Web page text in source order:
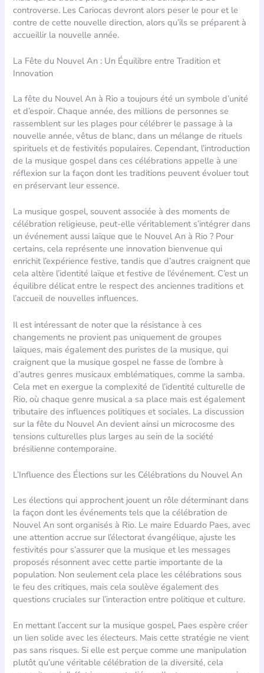
controverse. Les Cariocas devront alors peser le pour et le
contre de cette nouvelle direction, alors qu’ils se préparent à
accueillir la nouvelle année.
La Fête du Nouvel An : Un Équilibre entre Tradition et
Innovation
La fête du Nouvel An à Rio a toujours été un symbole d’unité
et d’espoir. Chaque année, des millions de personnes se
rassemblent sur les plages pour célébrer le passage à la
nouvelle année, vêtus de blanc, dans un mélange de rituels
spirituels et de festivités populaires. Cependant, l’introduction
de la musique gospel dans ces célébrations appelle à une
réflexion sur la façon dont les traditions peuvent évoluer tout
en préservant leur essence.
La musique gospel, souvent associée à des moments de
célébration religieuse, peut-elle véritablement s’intégrer dans
un événement aussi laïque que le Nouvel An à Rio ? Pour
certains, cela représente une innovation bienvenue qui
enrichit l’expérience festive, tandis que d’autres craignent que
cela altère l’identité laïque et festive de l’événement. C’est un
équilibre délicat entre le respect des anciennes traditions et
l’accueil de nouvelles influences.
Il est intéressant de noter que la résistance à ces
changements ne provient pas uniquement de groupes
laïques, mais également des puristes de la musique, qui
craignent que la musique gospel ne fasse de l’ombre à
d’autres genres musicaux emblématiques, comme la samba.
Cela met en exergue la complexité de l’identité culturelle de
Rio, où chaque genre musical a sa place mais est également
tributaire des influences politiques et sociales. La discussion
sur la fête du Nouvel An devient ainsi un microcosme des
tensions culturelles plus larges au sein de la société
brésilienne contemporaine.
L’Influence des Élections sur les Célébrations du Nouvel An
Les élections qui approchent jouent un rôle déterminant dans
la façon dont les événements tels que la célébration de
Nouvel An sont organisés à Rio. Le maire Eduardo Paes, avec
une attention accrue sur l’électorat évangélique, ajuste les
festivités pour s’assurer que la musique et les messages
proposés résonnent avec cette partie importante de la
population. Non seulement cela place les célébrations sous
le feu des critiques, mais cela soulève également des
questions cruciales sur l’interaction entre politique et culture.
En mettant l’accent sur la musique gospel, Paes espère créer
un lien solide avec les électeurs. Mais cette stratégie ne vient
pas sans risques. Si elle est perçue comme une manipulation
plutôt qu’une véritable célébration de la diversité, cela